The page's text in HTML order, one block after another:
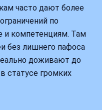
часто дают более
по
и компетенциям. Там
без лишнего пафоса
доживают до
статусе громких